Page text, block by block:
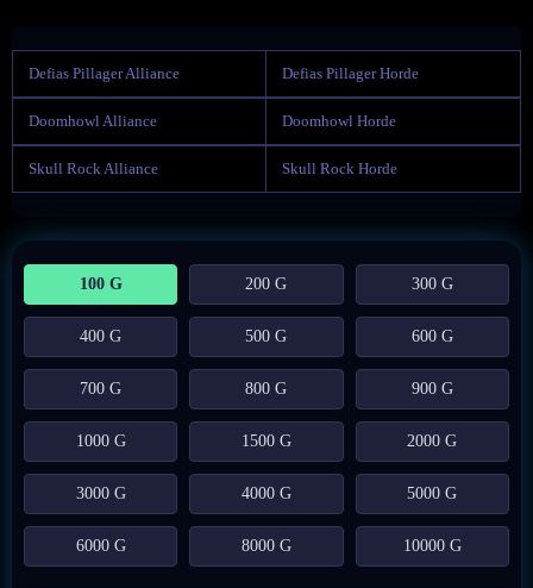
Defias Pillager Alliance Defias Pillager Horde
Doomhowl Alliance Doomhowl Horde
Skull Rock Alliance Skull Rock Horde
100 G 200 G 300 G
400 G 500 G 600 G
700 G 800 G 900 G
1000 G 1500 G 2000 G
3000 G 4000 G 5000 G
6000 G 8000 G 10000 G